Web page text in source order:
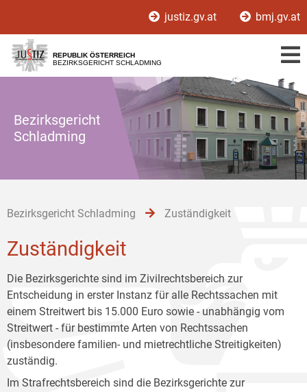
[1]
[2]
[3]
justiz.gv.at bmj.gv.at
REPUBLIK ÖSTERREICH
BEZIRKSGERICHT SCHLADMING
Bezirksgericht
Schladming
Bezirksgericht Schladming Zuständigkeit
Zuständigkeit
Die Bezirksgerichte sind im Zivilrechtsbereich zur
Entscheidung in erster Instanz für alle Rechtssachen mit
einem Streitwert bis 15.000 Euro sowie - unabhängig vom
Streitwert - für bestimmte Arten von Rechtssachen
(insbesondere familien- und mietrechtliche Streitigkeiten)
zuständig.
Im Strafrechtsbereich sind die Bezirksgerichte zur